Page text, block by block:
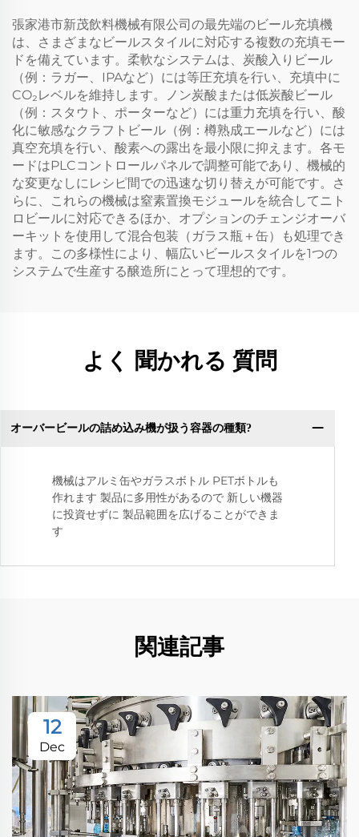
張家港市新茂飲料機械有限公司の最先端のビール充填機
は、さまざまなビールスタイルに対応する複数の充填モー
ドを備えています。柔軟なシステムは、炭酸入りビール
（例：ラガー、IPAなど）には等圧充填を行い、充填中に
CO₂レベルを維持します。ノン炭酸または低炭酸ビール
（例：スタウト、ポーターなど）には重力充填を行い、酸
化に敏感なクラフトビール（例：樽熟成エールなど）には
真空充填を行い、酸素への露出を最小限に抑えます。各モ
ードはPLCコントロールパネルで調整可能であり、機械的
な変更なしにレシピ間での迅速な切り替えが可能です。さ
らに、これらの機械は窒素置換モジュールを統合してニト
ロビールに対応できるほか、オプションのチェンジオーバ
ーキットを使用して混合包装（ガラス瓶＋缶）も処理でき
ます。この多様性により、幅広いビールスタイルを1つの
システムで生産する醸造所にとって理想的です。
よく 聞かれる 質問
オーバービールの詰め込み機が扱う容器の種類?
機械はアルミ缶やガラスボトル PETボトルも
作れます 製品に多用性があるので 新しい機器
に投資せずに 製品範囲を広げることができま
す
関連記事
12
Dec